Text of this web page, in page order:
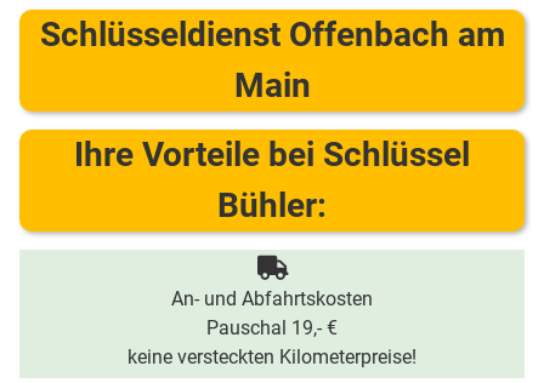
Schlüsseldienst Offenbach am
Main
Ihre Vorteile bei Schlüssel
Bühler:
An- und Abfahrtskosten
Pauschal 19,- €
keine versteckten Kilometerpreise!